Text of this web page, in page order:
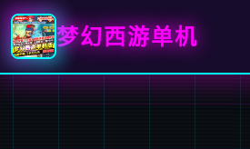
梦幻西游单机